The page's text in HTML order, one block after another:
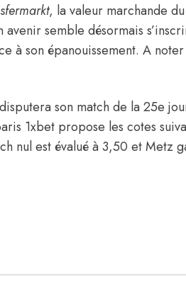
, la valeur marchande
semble désormais
à son épanouissement. A
son match de la 25e
1xbet propose les cotes
nul est évalué à 3,50 et Metz